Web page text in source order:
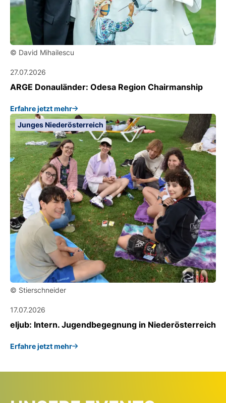
© David Mihailescu
27.07.2026
ARGE Donauländer: Odesa Region Chairmanship
Erfahre jetzt mehr
Junges Niederösterreich
© Stierschneider
17.07.2026
eljub: Intern. Jugendbegegnung in Niederösterreich
Erfahre jetzt mehr